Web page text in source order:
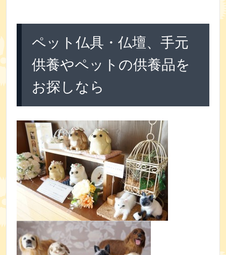
ペット仏具・仏壇、手元
供養やペットの供養品を
お探しなら